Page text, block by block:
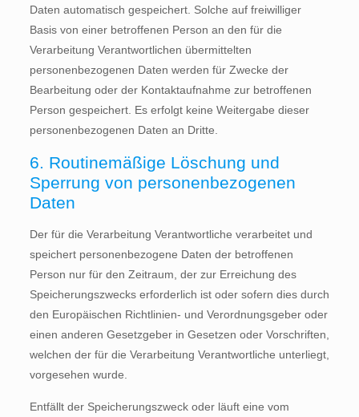
Daten automatisch gespeichert. Solche auf freiwilliger
Basis von einer betroffenen Person an den für die
Verarbeitung Verantwortlichen übermittelten
personenbezogenen Daten werden für Zwecke der
Bearbeitung oder der Kontaktaufnahme zur betroffenen
Person gespeichert. Es erfolgt keine Weitergabe dieser
personenbezogenen Daten an Dritte.
6. Routinemäßige Löschung und
Sperrung von personenbezogenen
Daten
Der für die Verarbeitung Verantwortliche verarbeitet und
speichert personenbezogene Daten der betroffenen
Person nur für den Zeitraum, der zur Erreichung des
Speicherungszwecks erforderlich ist oder sofern dies durch
den Europäischen Richtlinien- und Verordnungsgeber oder
einen anderen Gesetzgeber in Gesetzen oder Vorschriften,
welchen der für die Verarbeitung Verantwortliche unterliegt,
vorgesehen wurde.
Entfällt der Speicherungszweck oder läuft eine vom